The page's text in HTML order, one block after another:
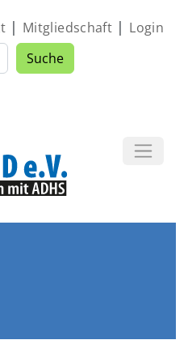
Suche
| Mitgliedschaft | Login